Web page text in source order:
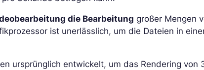
die Bearbeitung großer Mengen
ist unerlässlich, um die Dateien in
ursprünglich entwickelt, um das Rendering von